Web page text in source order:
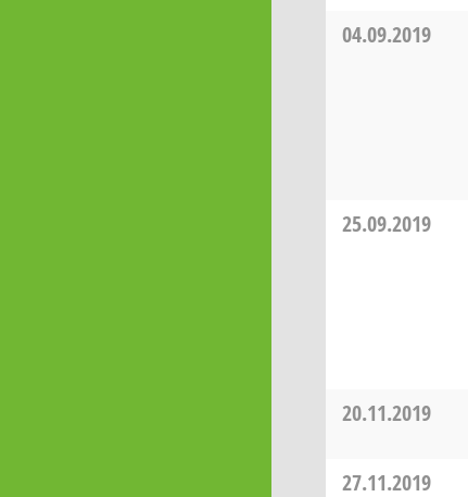
04.09.2019
25.09.2019
20.11.2019
27.11.2019